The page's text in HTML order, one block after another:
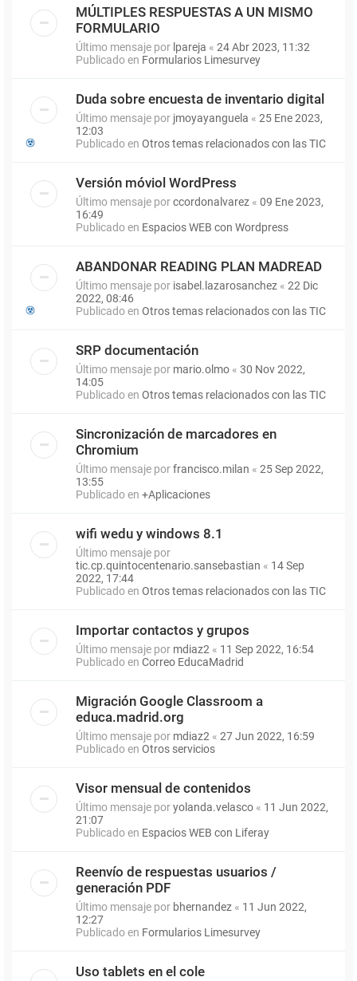
MÚLTIPLES RESPUESTAS A UN MISMO
FORMULARIO
Último mensaje por lpareja « 24 Abr 2023, 11:32
Publicado en Formularios Limesurvey
Duda sobre encuesta de inventario digital
Último mensaje por jmoyayanguela « 25 Ene 2023,
12:03
Publicado en Otros temas relacionados con las TIC
Versión móviol WordPress
Último mensaje porccordonalvarez « 09 Ene 2023,
16:49
Publicado en Espacios WEB con Wordpress
ABANDONAR READING PLAN MADREAD
Último mensaje por isabel.lazarosanchez « 22 Dic
2022, 08:46
Publicado en Otros temas relacionados con las TIC
SRP documentación
Último mensaje por mario.olmo « 30 Nov 2022,
14:05
Publicado en Otros temas relacionados con las TIC
Sincronización de marcadores en
Chromium
Último mensaje porfrancisco.milan « 25 Sep 2022,
13:55
Publicado en +Aplicaciones
wifi wedu y windows 8.1
Último mensaje por
tic.cp.quintocentenario.sansebastian « 14 Sep
2022, 17:44
Publicado en Otros temas relacionados con las TIC
Importar contactos y grupos
Último mensaje por mdiaz2 « 11 Sep 2022, 16:54
Publicado en Correo EducaMadrid
Migración Google Classroom a
educa.madrid.org
Último mensaje por mdiaz2 « 27 Jun 2022, 16:59
Publicado en Otros servicios
Visor mensual de contenidos
Último mensaje poryolanda.velasco « 11 Jun 2022,
21:07
Publicado en Espacios WEB con Liferay
Reenvío de respuestas usuarios /
generación PDF
Último mensaje por bhernandez « 11 Jun 2022,
12:27
Publicado en Formularios Limesurvey
Uso tablets en el cole